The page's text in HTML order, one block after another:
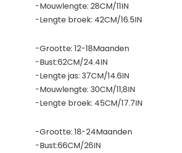
-Mouwlengte: 28CM/11IN
-Lengte broek: 42CM/16.5IN
-Grootte: 12-18Maanden
-Bust:62CM/24.4IN
-Lengte jas: 37CM/14.6IN
-Mouwlengte: 30CM/11,8IN
-Lengte broek: 45CM/17.7IN
-Grootte: 18-24Maanden
-Bust:66CM/26IN